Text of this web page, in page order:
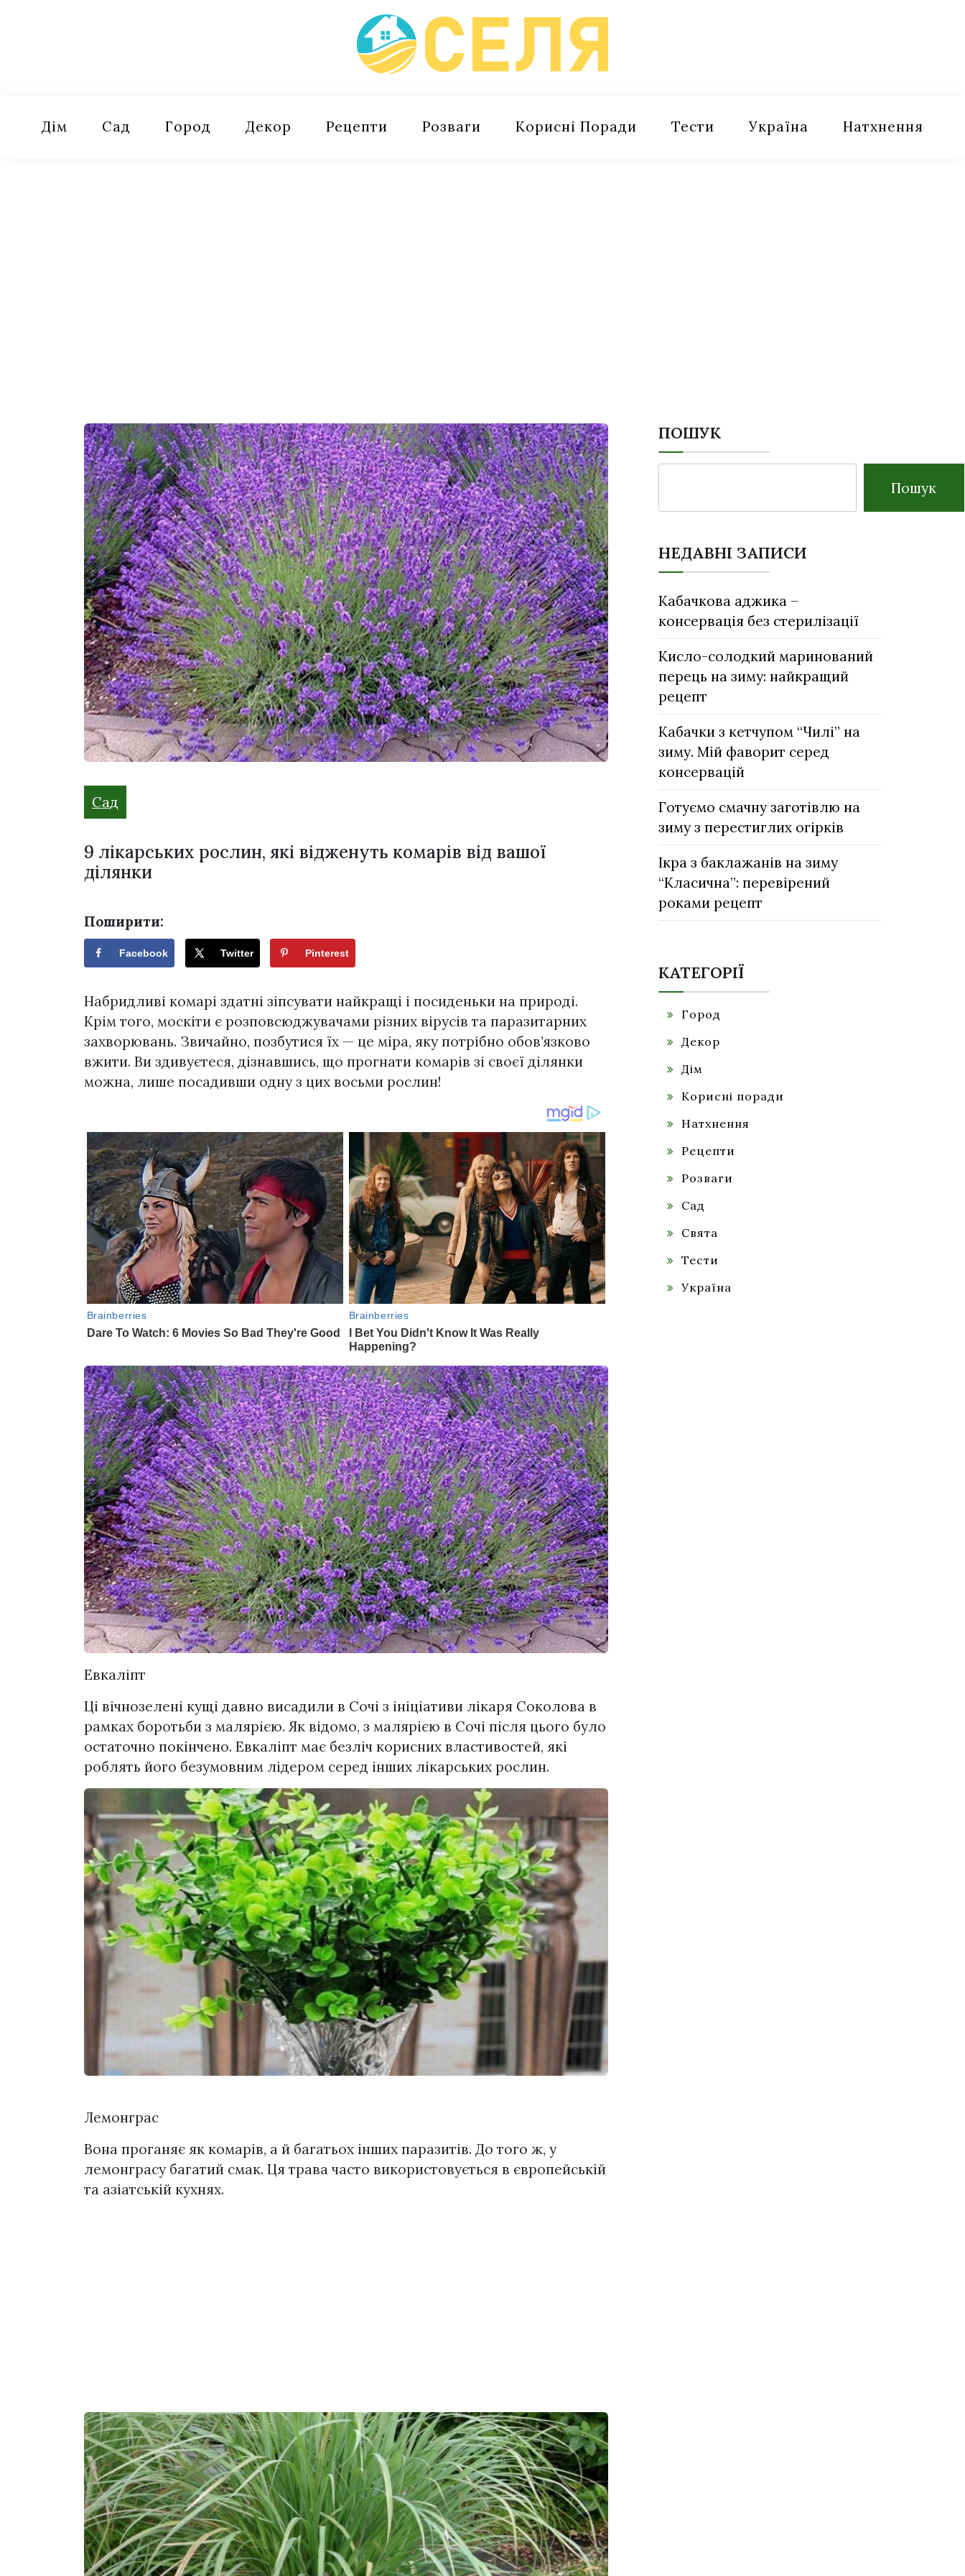
Дім Сад Город Декор Рецепти Розваги Корисні Поради Тести Україна Натхнення
Сад
9 лікарських рослин, які відженуть комарів від вашої
ділянки
Поширити:
Facebook Twitter Pinterest
Набридливі комарі здатні зіпсувати найкращі і посиденьки на природі.
Крім того, москіти є розповсюджувачами різних вірусів та паразитарних
захворювань. Звичайно, позбутися їх — це міра, яку потрібно обов’язково
вжити. Ви здивуєтеся, дізнавшись, що прогнати комарів зі своєї ділянки
можна, лише посадивши одну з цих восьми рослин!
Евкаліпт
Ці вічнозелені кущі давно висадили в Сочі з ініціативи лікаря Соколова в
рамках боротьби з малярією. Як відомо, з малярією в Сочі після цього було
остаточно покінчено. Евкаліпт має безліч корисних властивостей, які
роблять його безумовним лідером серед інших лікарських рослин.
Лемонграс
Вона проганяє як комарів, а й багатьох інших паразитів. До того ж, у
лемонграсу багатий смак. Ця трава часто використовується в європейській
та азіатській кухнях.
ПОШУК
Пошук
НЕДАВНІ ЗАПИСИ
Кабачкова аджика –
консервація без стерилізації
Кисло-солодкий маринований
перець на зиму: найкращий
рецепт
Кабачки з кетчупом “Чилі” на
зиму. Мій фаворит серед
консервацій
Готуємо смачну заготівлю на
зиму з перестиглих огірків
Ікра з баклажанів на зиму
“Класична”: перевірений
роками рецепт
КАТЕГОРІЇ
Город
Декор
Дім
Корисні поради
Натхнення
Рецепти
Розваги
Сад
Свята
Тести
Україна